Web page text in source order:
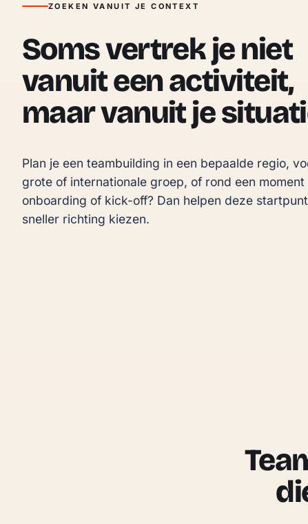
ZOEKEN VANUIT JE CONTEXT
Soms vertrek je niet
vanuit een activiteit,
maar vanuit je
Plan je een teambuilding in een bepaalde regio,
grote of internationale groep, of rond een moment
onboarding of kick-off? Dan helpen deze
sneller richting kiezen.